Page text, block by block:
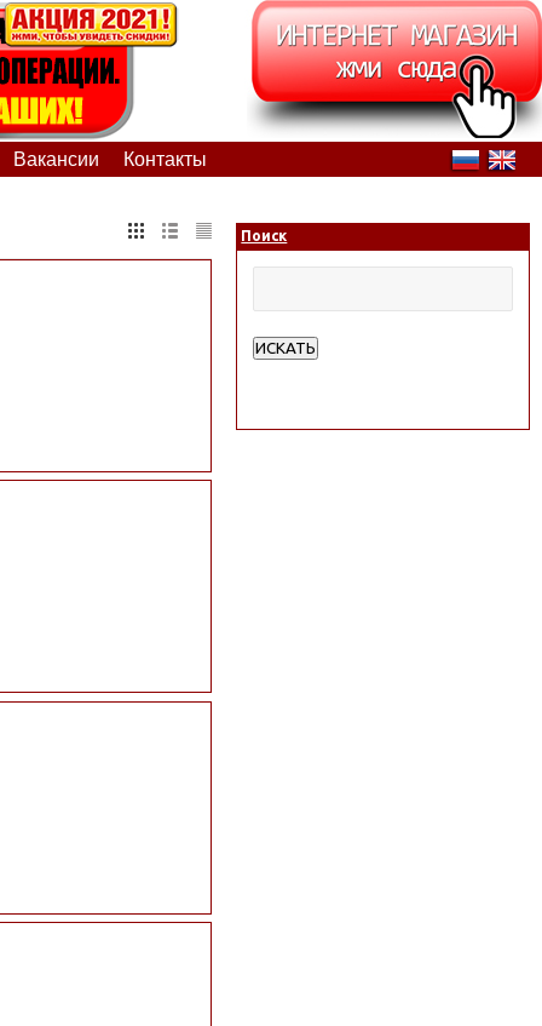
Вакансии Контакты
Поиск
ИСКАТЬ